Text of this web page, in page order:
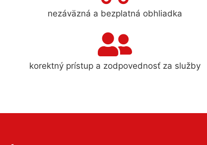
nezáväzná a bezplatná obhliadka
korektný prístup a zodpovednosť za služby